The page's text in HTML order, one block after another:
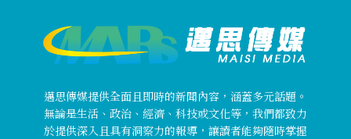
邁思傳媒提供全面且即時的新聞內容，涵蓋多元話題。
無論是生活、政治、經濟、科技或文化等，我們都致力
於提供深入且具有洞察力的報導，讓讀者能夠隨時掌握